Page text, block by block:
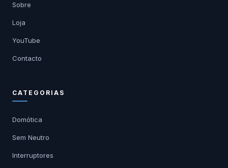
Sobre
Loja
YouTube
Contacto
CATEGORIAS
Domótica
Sem Neutro
Interruptores